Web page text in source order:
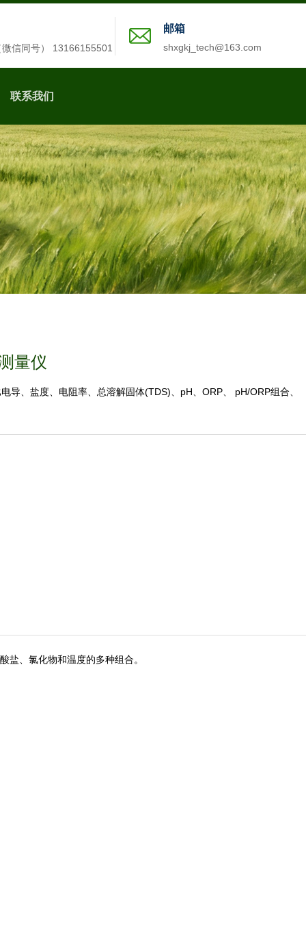
信同号） 13166155501
邮箱
shxgkj_tech@163.com
联系我们
量仪
导、盐度、电阻率、总溶解固体(TDS)、pH、ORP、 pH/ORP组合、
盐、氯化物和温度的多种组合。